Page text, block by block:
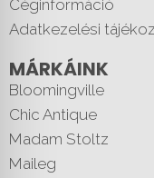
Céginformáció
Adatkezelési
MÁRKÁINK
Bloomingville
Chic Antique
Madam Stoltz
Maileg